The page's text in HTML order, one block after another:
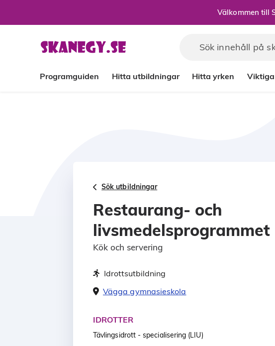
Välkommen till
Programguiden Hitta utbildningar Hitta yrken
Sök utbildningar
Restaurang- och
livsmedelsprogrammet
Kök och servering
Idrottsutbildning
Vägga gymnasieskola
IDROTTER
Tävlingsidrott - specialisering (LIU)